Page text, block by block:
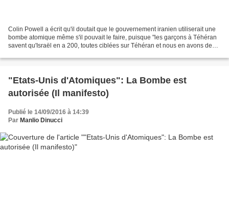
Colin Powell a écrit qu'il doutait que le gouvernement iranien utiliserait une
bombe atomique même s'il pouvait le faire, puisque "les garçons à Téhéran
savent qu'Israël en a 200, toutes ciblées sur Téhéran et nous en avons des
"Etats-Unis d'Atomiques": La Bombe est
autorisée (Il manifesto)
Publié le 14/09/2016 à 14:39
Par Manlio Dinucci